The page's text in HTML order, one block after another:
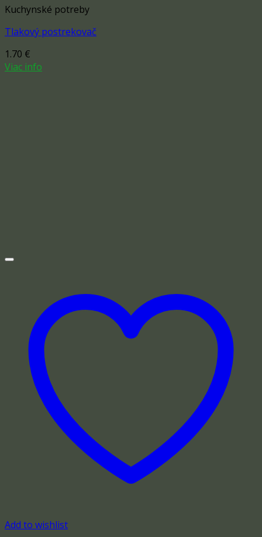
Kuchynské potreby
Tlakový postrekovač
1.70 €
Viac info
Add to wishlist